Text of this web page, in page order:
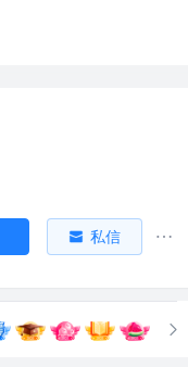
私信